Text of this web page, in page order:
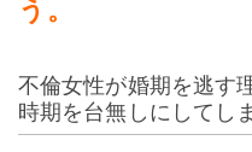
う。
不倫女性が婚期を逃
時期を台無しにしてし